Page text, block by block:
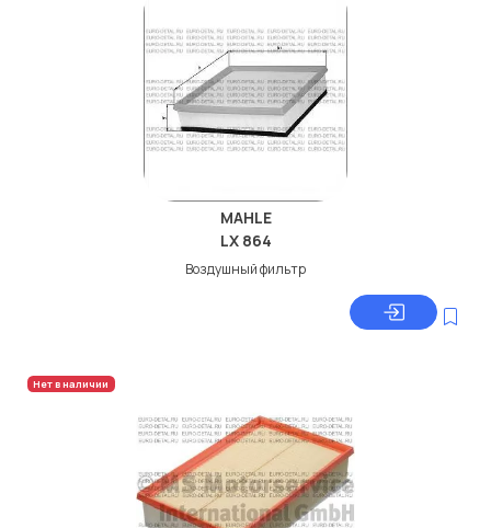
MAHLE
LX 864
Воздушный фильтр
Нет в наличии